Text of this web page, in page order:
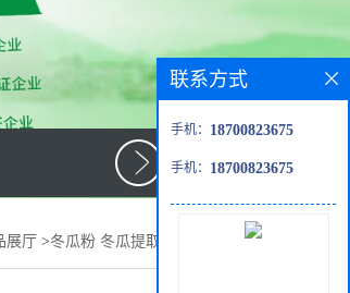
展厅 >冬瓜粉 冬瓜提取物 冬瓜膳食纤维
联系方式
手机： 18700823675
手机： 18700823675